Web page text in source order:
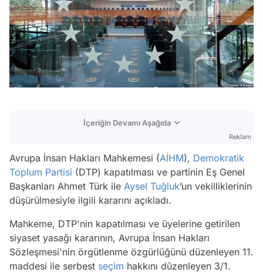
İçeriğin Devamı Aşağıda
Reklam
Avrupa İnsan Hakları Mahkemesi (AİHM), Demokratik
Toplum Partisi (DTP) kapatılması ve partinin Eş Genel
Başkanları Ahmet Türk ile Aysel Tuğluk’un vekilliklerinin
düşürülmesiyle ilgili kararını açıkladı.
Mahkeme, DTP'nin kapatılması ve üyelerine getirilen
siyaset yasağı kararının, Avrupa İnsan Hakları
Sözleşmesi'nin örgütlenme özgürlüğünü düzenleyen 11.
maddesi ile serbest seçim hakkını düzenleyen 3/1.